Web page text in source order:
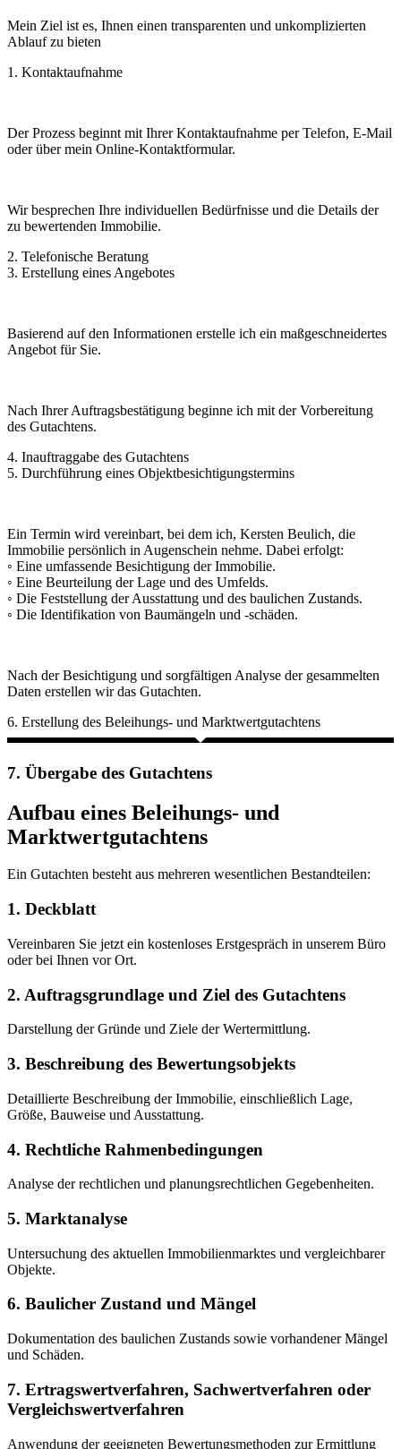
Mein Ziel ist es, Ihnen einen transparenten und unkomplizierten
Ablauf zu bieten
1. Kontaktaufnahme
Der Prozess beginnt mit Ihrer Kontaktaufnahme per Telefon, E-Mail
oder über mein Online-Kontaktformular.
Wir besprechen Ihre individuellen Bedürfnisse und die Details der
zu bewertenden Immobilie.
2. Telefonische Beratung
3. Erstellung eines Angebotes
Basierend auf den Informationen erstelle ich ein maßgeschneidertes
Angebot für Sie.
Nach Ihrer Auftragsbestätigung beginne ich mit der Vorbereitung
des Gutachtens.
4. Inauftraggabe des Gutachtens
5. Durchführung eines Objektbesichtigungstermins
Ein Termin wird vereinbart, bei dem ich, Kersten Beulich, die
Immobilie persönlich in Augenschein nehme. Dabei erfolgt:
◦ Eine umfassende Besichtigung der Immobilie.
◦ Eine Beurteilung der Lage und des Umfelds.
◦ Die Feststellung der Ausstattung und des baulichen Zustands.
◦ Die Identifikation von Baumängeln und -schäden.
Nach der Besichtigung und sorgfältigen Analyse der gesammelten
Daten erstellen wir das Gutachten.
6. Erstellung des Beleihungs- und Marktwertgutachtens
7. Übergabe des Gutachtens​
Aufbau eines Beleihungs- und
Marktwertgutachtens
Ein Gutachten besteht aus mehreren wesentlichen Bestandteilen:
1. Deckblatt
Vereinbaren Sie jetzt ein kostenloses Erstgespräch in unserem Büro
oder bei Ihnen vor Ort.
2. Auftragsgrundlage und Ziel des Gutachtens
Darstellung der Gründe und Ziele der Wertermittlung.
3. Beschreibung des Bewertungsobjekts
Detaillierte Beschreibung der Immobilie, einschließlich Lage,
Größe, Bauweise und Ausstattung.
4. Rechtliche Rahmenbedingungen
Analyse der rechtlichen und planungsrechtlichen Gegebenheiten.
5. Marktanalyse
Untersuchung des aktuellen Immobilienmarktes und vergleichbarer
Objekte.
6. Baulicher Zustand und Mängel
Dokumentation des baulichen Zustands sowie vorhandener Mängel
und Schäden.
7. Ertragswertverfahren, Sachwertverfahren oder
Vergleichswertverfahren
Anwendung der geeigneten Bewertungsmethoden zur Ermittlung